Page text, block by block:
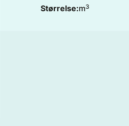
Størrelse:m3